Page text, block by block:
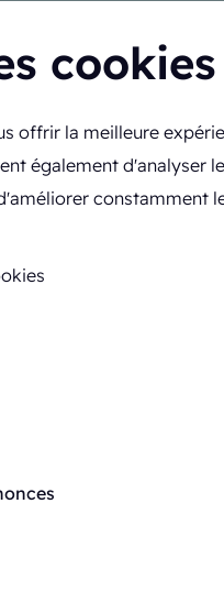
cookies
offrir la meilleure
également d'analyser le
constamment
> ERB/PH4-1418-CS
Rotary